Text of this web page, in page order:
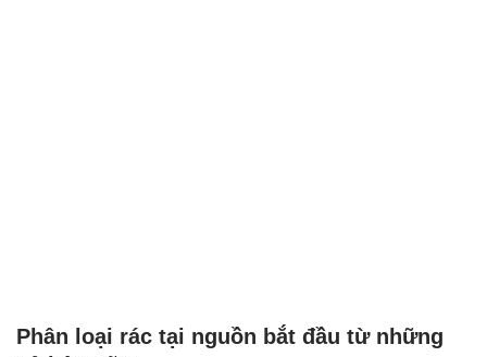
Phân loại rác tại nguồn bắt đầu từ những